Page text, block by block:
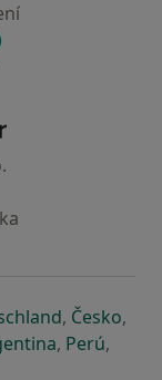
stránka
záložce
v nové záložce
se otevře v
, Českose
,
záložce
v nové
se otevře v
, Perúse
,